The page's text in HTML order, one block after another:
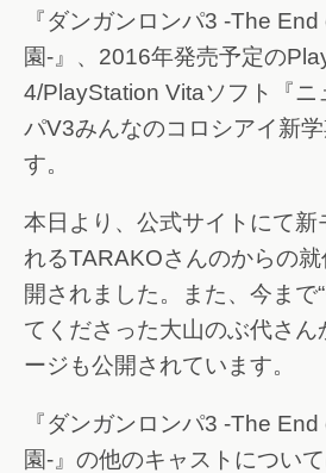
『ダンガンロンパ3 -The
園-』、2016年発売予定の
4/PlayStation Vitaソフト『ニ
パV3みんなのコロシアイ新
す。
本日より、公式サイトにて新
れるTARAKOさんのからの
開されました。また、今まで
てくださった大山のぶ代さん
ージも公開されています。
『ダンガンロンパ3 -The
園-』の他のキャストについ